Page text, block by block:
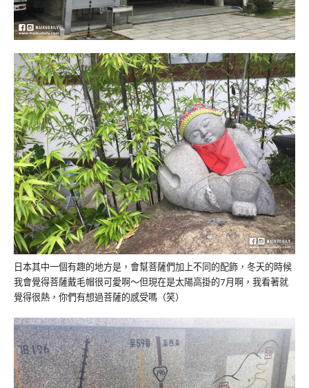
日本其中一個有趣的地方是，會幫菩薩們加上不同的配飾，冬天的時候
我會覺得菩薩戴毛帽很可愛啊～但現在是太陽高掛的7月啊，我看著就
覺得很熱，你們有想過菩薩的感受嗎（笑）